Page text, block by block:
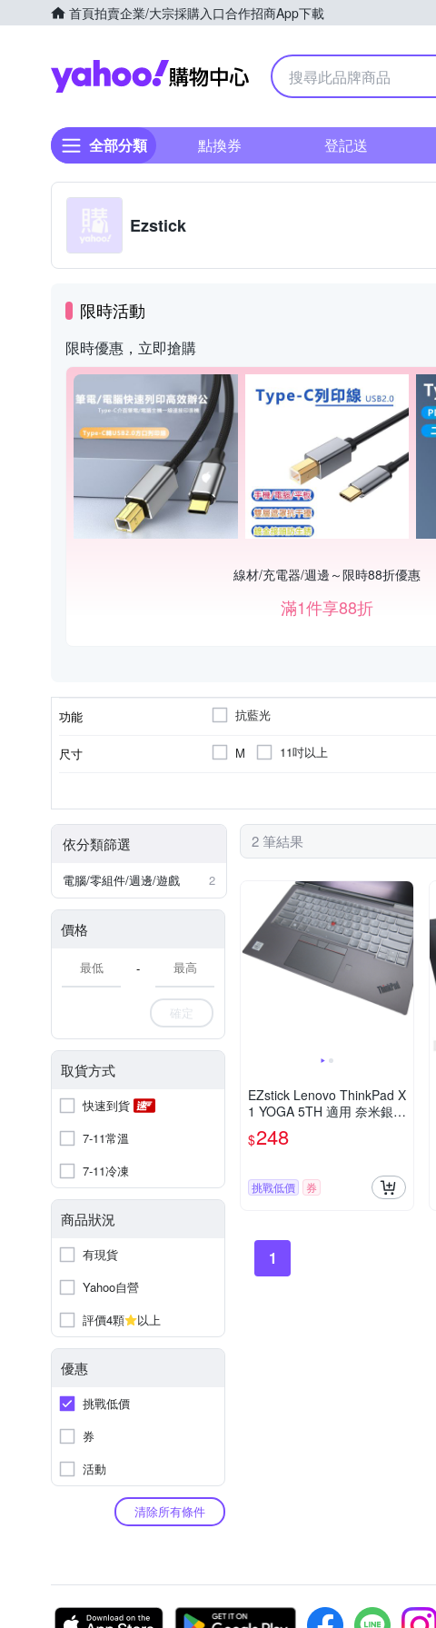
首頁拍賣企業/大宗採購入口合作招商App下載
Yahoo購物中心
全部分類 點換券 登記送
Ezstick
限時活動
限時優惠，立即搶購
線材/充電器/週邊～限時88折優惠
滿1件享88折
功能 抗藍光
尺寸 M 11吋以上
依分類篩選
電腦/零組件/週邊/遊戲 2
價格
-
確定
取貨方式
快速到貨
7-11常溫
7-11冷凍
商品狀況
有現貨
Yahoo自營
評價4顆
以上
優惠
挑戰低價
券
活動
清除所有條件
2 筆結果
EZstick Lenovo ThinkPad X
1 YOGA 5TH 適用 奈米銀抗
菌 TPU 鍵盤膜
$248
挑戰低價 券
1